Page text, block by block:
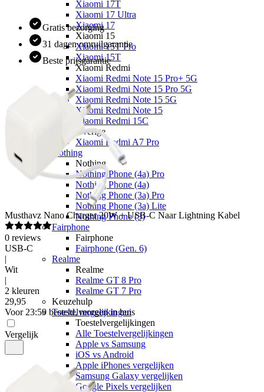
Xiaomi 17T
Xiaomi 17 Ultra
Xiaomi 17
Xiaomi 15
Xiaomi 15T Pro
Xiaomi 15T
Xiaomi Redmi
Xiaomi Redmi Note 15 Pro+ 5G
Xiaomi Redmi Note 15 Pro 5G
Xiaomi Redmi Note 15 5G
Xiaomi Redmi Note 15
Xiaomi Redmi 15C
Overige
Xiaomi Redmi A7 Pro
Nothing
Nothing
Nothing Phone (4a) Pro
Nothing Phone (4a)
Nothing Phone (3a) Pro
Nothing Phone (3a) Lite
Nothing Phone (3)
Fairphone
Fairphone
Fairphone (Gen. 6)
Realme
Realme
Realme GT 8 Pro
Realme GT 7 Pro
Keuzehulp
Toestelvergelijkingen
Toestelvergelijkingen
Alle Toestelvergelijkingen
Apple vs Samsung
iOS vs Android
Apple iPhones vergelijken
Samsung Galaxy vergelijken
Google Pixels vergelijken
Gratis bezorging
31 dagen omruilgarantie
Beste prijsgarantie
Musthavz Nano Charger 20W + USB-C Naar Lightning Kabel
0 reviews
USB-C
|
Wit
|
2 kleuren
29,95
Voor 23:59 besteld, morgen in huis
Vergelijk